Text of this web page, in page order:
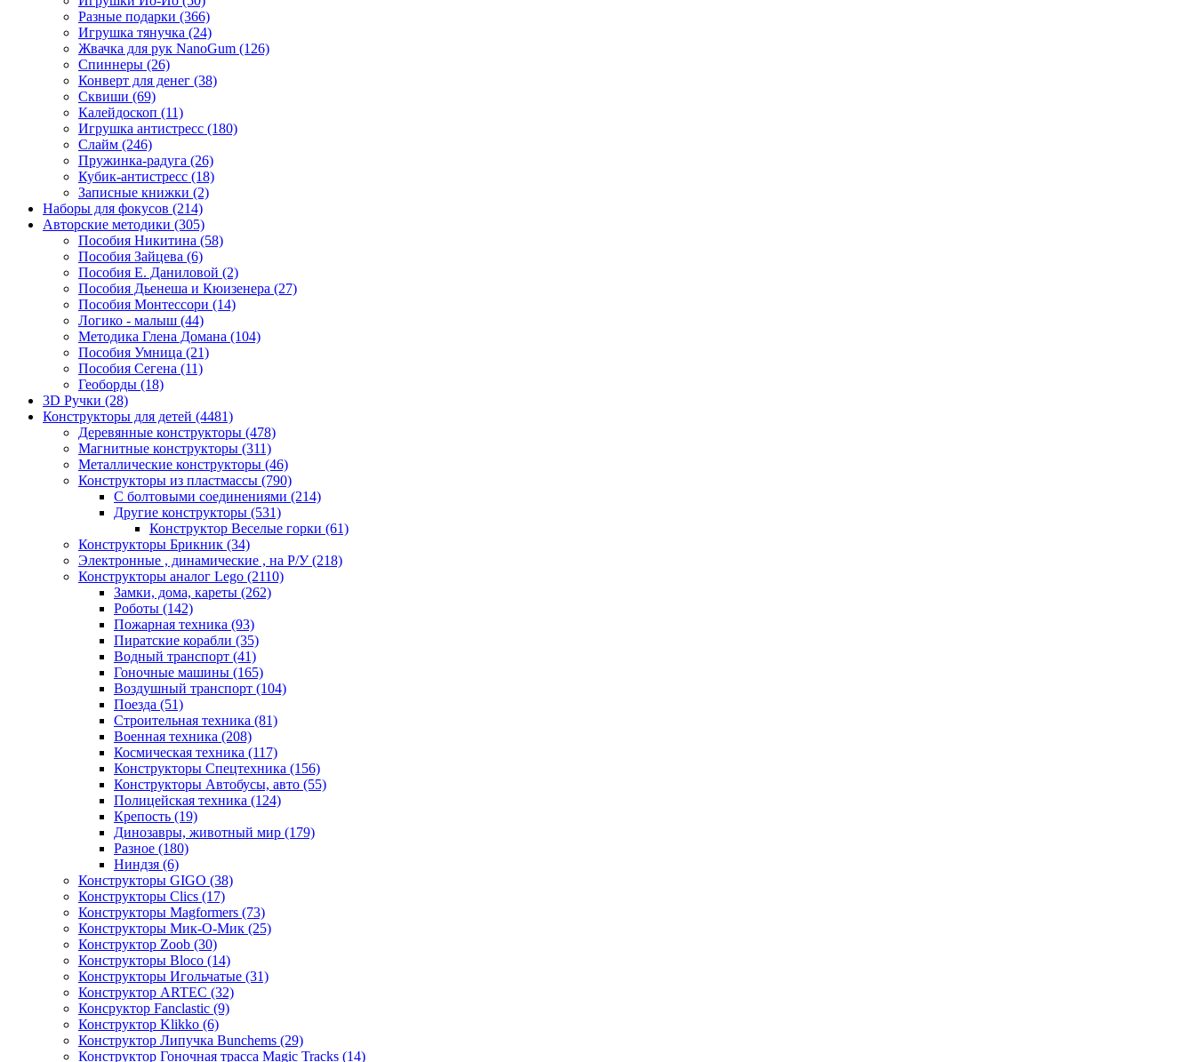
Разные подарки (366)
Игрушка тянучка (24)
Жвачка для рук NanoGum (126)
Спиннеры (26)
Конверт для денег (38)
Сквиши (69)
Калейдоскоп (11)
Игрушка антистресс (180)
Слайм (246)
Пружинка-радуга (26)
Кубик-антистресс (18)
Записные книжки (2)
Наборы для фокусов (214)
Авторские методики (305)
Пособия Никитина (58)
Пособия Зайцева (6)
Пособия Е. Даниловой (2)
Пособия Дьенеша и Кюизенера (27)
Пособия Монтессори (14)
Логико - малыш (44)
Методика Глена Домана (104)
Пособия Умница (21)
Пособия Сегена (11)
Геоборды (18)
3D Ручки (28)
Конструкторы для детей (4481)
Деревянные конструкторы (478)
Магнитные конструкторы (311)
Металлические конструкторы (46)
Конструкторы из пластмассы (790)
С болтовыми соединениями (214)
Другие конструкторы (531)
Конструктор Веселые горки (61)
Конструкторы Брикник (34)
Электронные , динамические , на Р/У(218)
Конструкторы аналог Lego (2110)
Замки, дома, кареты (262)
Роботы (142)
Пожарная техника (93)
Пиратские корабли (35)
Водный транспорт (41)
Гоночные машины (165)
Воздушный транспорт (104)
Поезда (51)
Строительная техника (81)
Военная техника (208)
Космическая техника (117)
Конструкторы Спецтехника (156)
Конструкторы Автобусы, авто (55)
Полицейская техника (124)
Крепость (19)
Динозавры, животный мир (179)
Разное (180)
Ниндзя (6)
Конструкторы GIGO (38)
Конструкторы Clics (17)
Конструкторы Magformers (73)
Конструкторы Мик-О-Мик (25)
Конструктор Zoob (30)
Конструкторы Bloco (14)
Конструкторы Игольчатые (31)
Конструктор ARTEC (32)
Консруктор Fanclastic (9)
Конструктор Klikko (6)
Конструктор Липучка Bunchems (29)
Конструктор Гоночная трасса Magic Tracks (14)